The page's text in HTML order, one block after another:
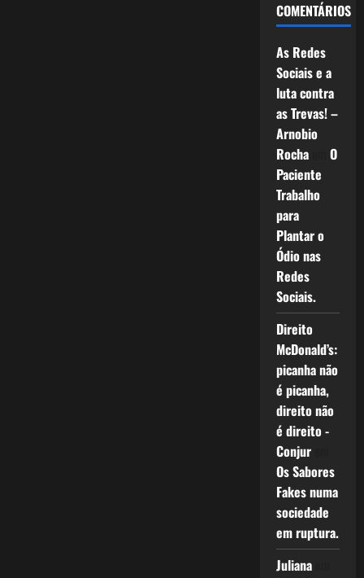
COMENTÁRIOS
As Redes
Sociais e a
luta contra
as Trevas! –
Arnobio
Rochaem O
Paciente
Trabalho
para
Plantar o
Ódio nas
Redes
Sociais.
Direito
McDonald’s:
picanha não
é picanha,
direito não
é direito -
Conjurem
Os Sabores
Fakes numa
sociedade
em ruptura.
Julianaem